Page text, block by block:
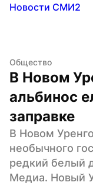
Новости СМИ2
Общество
В Новом
альбинос
заправке
В Новом
необычного
редкий белый
Медиа. Новый